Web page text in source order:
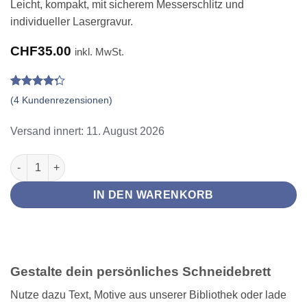
Leicht, kompakt, mit sicherem Messerschlitz und
individueller Lasergravur.
CHF35.00 inkl. MwSt.
Bewertet
mit
basierend
4
Kundenbewertungen
(4 Kundenrezensionen)
Versand innert: 11. August 2026
Schneidebrett mit Messer personalisiert mit Gravur Menge
IN DEN WARENKORB
Gestalte dein persönliches Schneidebrett
Nutze dazu Text, Motive aus unserer Bibliothek oder lade